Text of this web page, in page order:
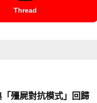
Thread
「殭屍對抗模式」回歸